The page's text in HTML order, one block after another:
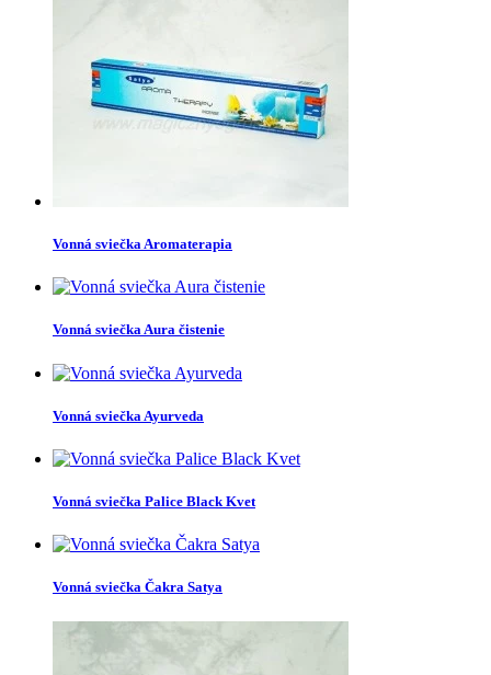
Vonná sviečka Aromaterapia
Vonná sviečka Aura čistenie
Vonná sviečka Ayurveda
Vonná sviečka Palice Black Kvet
Vonná sviečka Čakra Satya